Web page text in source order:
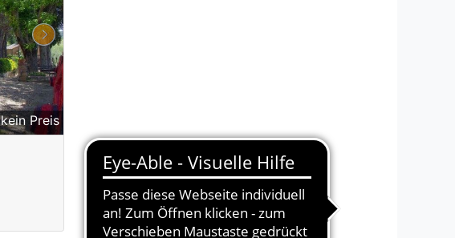
kein Preis